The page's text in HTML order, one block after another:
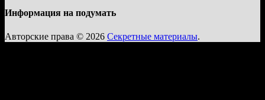
Информация на подумать
Авторские права © 2026 Секретные материалы.